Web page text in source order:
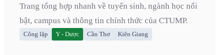
Trang tổng hợp nhanh về tuyển sinh, ngành học nổi
bật, campus và thông tin chính thức của CTUMP.
Công lập Y - Dược Cần Thơ Kiên Giang